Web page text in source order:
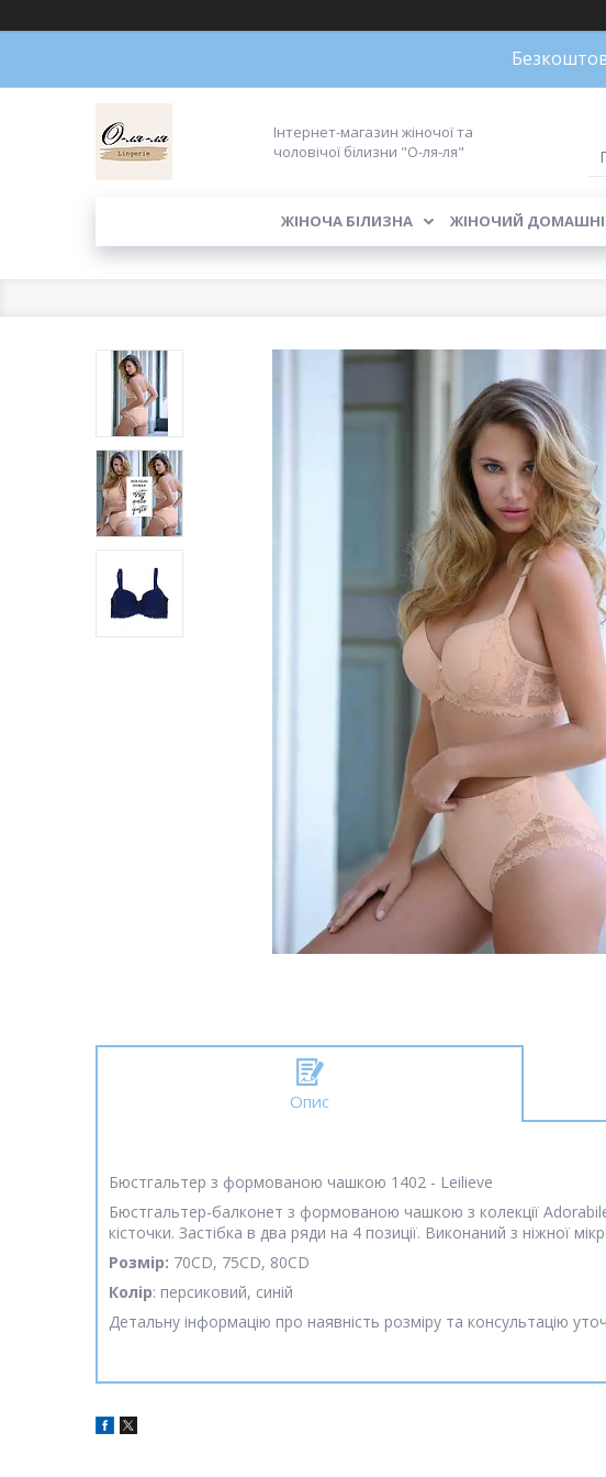
Інтернет-магазин жіночої та
чоловічої білизни "О-ля-ля"
ЖІНОЧА БІЛИЗНА ЖІНОЧИЙ
Опис
Бюстгальтер з формованою чашкою 1402 - Leilieve
Бюстгальтер-балконет з формованою чашкою з колекції
кісточки. Застібка в два ряди на 4 позиції. Виконаний з ніжної
Розмір: 70СD, 75СD, 80СD
Колір: персиковий, синій
Детальну інформацію про наявність розміру та консультацію